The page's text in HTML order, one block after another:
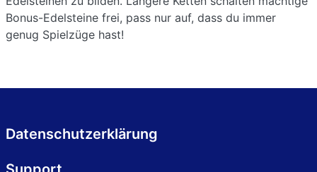
Bonus-Edelsteine frei, pass nur auf, dass du immer
genug Spielzüge hast!
Datenschutzerklärung